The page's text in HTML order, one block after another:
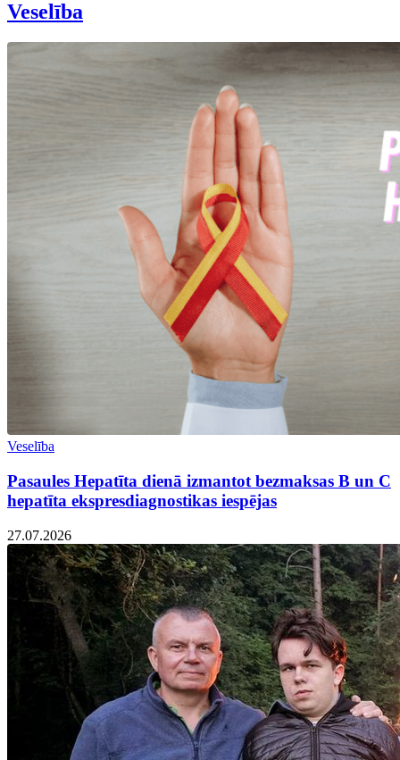
Veselība
Veselība
Pasaules Hepatīta dienā izmantot bezmaksas B un C
hepatīta ekspresdiagnostikas iespējas
27.07.2026